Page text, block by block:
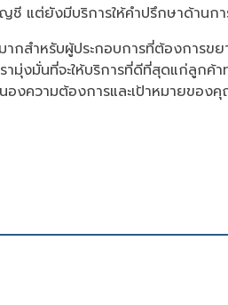
แต่ยังมีบริการให้คำปรึกษาด้านกา
ากสำหรับผู้ประกอบการที่ต้องการขย
ามุ่งมั่นที่จะให้บริการที่ดีที่สุดแก่ลูกค้
งความต้องการและเป้าหมายของ